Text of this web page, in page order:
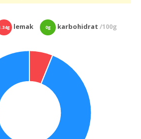
lemak 0g karbohidrat/100g